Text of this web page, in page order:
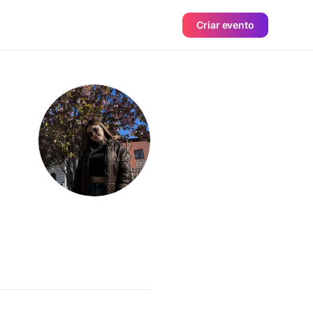
Criar evento